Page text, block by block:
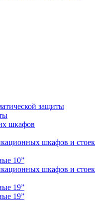
защиты
шкафов
шкафов и стоек
10”
шкафов и стоек
19”
19”